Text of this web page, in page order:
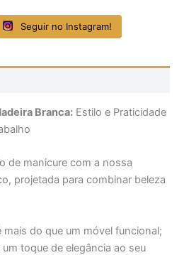
Seguir no Instagram!
Branca: Estilo e Praticidade
de manicure com a nossa
projetada para combinar beleza
mais do que um móvel funcional;
toque de elegância ao seu